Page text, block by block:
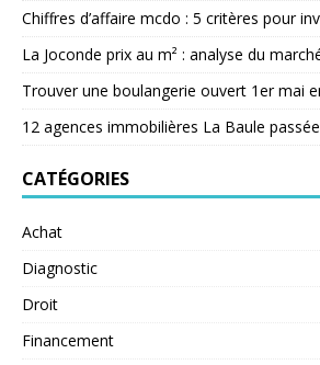
Chiffres d’affaire mcdo : 5 critères pour
La Joconde prix au m² : analyse du
Trouver une boulangerie ouvert 1er mai
12 agences immobilières La Baule
CATÉGORIES
Achat
Diagnostic
Droit
Financement